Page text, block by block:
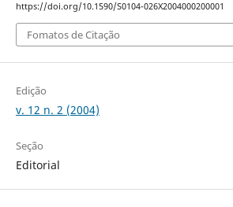
https://doi.org/10.1590/S0104-026X2004000200001
Fomatos de Citação
Edição
v. 12 n. 2 (2004)
Seção
Editorial